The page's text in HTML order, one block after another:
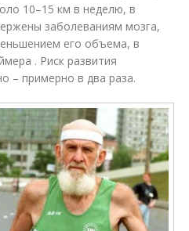
10–15 км в неделю, в
заболеваниям мозга,
его объема, в
. Риск развития
– примерно в два раза.